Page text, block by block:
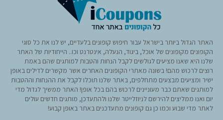
האתר הגדול ביותר בישראל עבור חיפוש קופונים בלעדיים, יש לנו את כל סוגי
הקופונים מקופונים של אוכל, ביגוד, הנעלה, אינטרנט וכו.. הייחודיות של האתר
שלנו היא שאנו מציעים לגולשים לקבל הנחות והטבות למותגים שהם באמת
רוצים לרכוש מהם! בשונה מאתרי הקופונים האחרים אשר מקשרים לדילים באופן
ישיר ומציעים מבצעים מתחלפים, באתר שלנו תוכלו לקבל את ההנחות וההטבות
למותגים שאתם כבר מעוניינים לרכוש בהם בכל אופן! האתר ממשיך לגדול מדי
יום ואנו ממליצים להירשם לניוזלייטר שלנו ולהתעדכן, מותגים חדשים עולים
לאתר מדי שבוע וכמו כן גם קופונים מתעדכנים באתר באופן קבוע!